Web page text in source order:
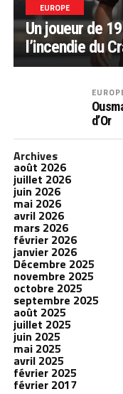
EUROPE
Un joueur de
l’incendie du
d’Or
Archives
août 2026
juillet 2026
juin 2026
mai 2026
avril 2026
mars 2026
février 2026
janvier 2026
Décembre 2025
novembre 2025
octobre 2025
septembre 2025
août 2025
juillet 2025
juin 2025
mai 2025
avril 2025
février 2025
février 2017